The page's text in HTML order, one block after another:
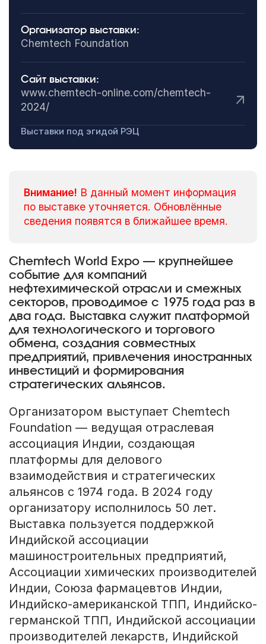
Организатор выставки:
Chemtech Foundation
Сайт выставки:
www.chemtech-online.com/chemtech-
2024/
Выставки под эгидой РЭЦ
Внимание! В данный момент информация
по выставке уточняется. Обновлённые
сведения появятся в ближайшее время.
Chemtech World Expo — крупнейшее
событие для компаний
нефтехимической отрасли и смежных
секторов, проводимое с 1975 года раз в
два года. Выставка служит платформой
для технологического и торгового
обмена, создания совместных
предприятий, привлечения иностранных
инвестиций и формирования
стратегических альянсов.
Организатором выступает Chemtech
Foundation — ведущая отраслевая
ассоциация Индии, создающая
платформы для делового
взаимодействия и стратегических
альянсов с 1974 года. В 2024 году
организатору исполнилось 50 лет.
Выставка пользуется поддержкой
Индийской ассоциации
машиностроительных предприятий,
Ассоциации химических производителей
Индии, Союза фармацевтов Индии,
Индийско-американской ТПП, Индийско-
германской ТПП, Индийской ассоциации
производителей лекарств, Индийской